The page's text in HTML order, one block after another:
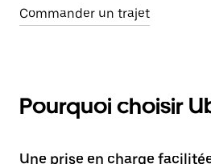
Commander un trajet
Pourquoi choisir
Une prise en charge